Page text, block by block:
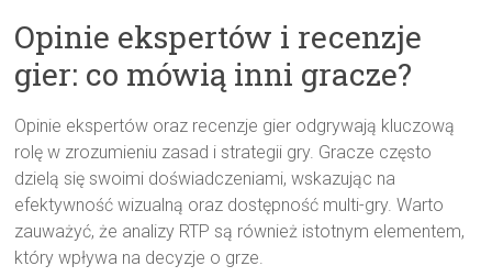
Opinie ekspertów i recenzje
gier: co mówią inni gracze?
Opinie ekspertów oraz recenzje gier odgrywają kluczową
rolę w zrozumieniu zasad i strategii gry. Gracze często
dzielą się swoimi doświadczeniami, wskazując na
efektywność wizualną oraz dostępność multi-gry. Warto
zauważyć, że analizy RTP są również istotnym elementem,
który wpływa na decyzje o grze.